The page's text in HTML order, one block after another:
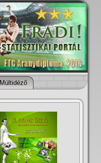
Múltidéző